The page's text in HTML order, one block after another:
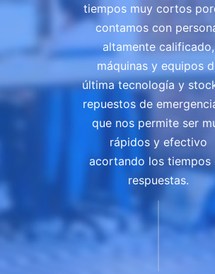
tiempos muy cortos
contamos con
altamente calificado,
máquinas y equipos
última tecnología y
repuestos de
que nos permite ser
rápidos y efectivo
acortando los tiempos
respuestas.